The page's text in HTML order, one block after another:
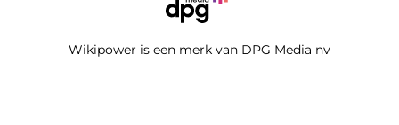
Wikipower is een merk van DPG Media nv